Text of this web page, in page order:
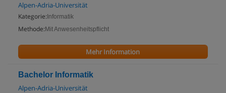
Alpen-Adria-Universität
Kategorie: Informatik
Methode: Mit Anwesenheitspflicht
Mehr Information
Bachelor Informatik
Alpen-Adria-Universität